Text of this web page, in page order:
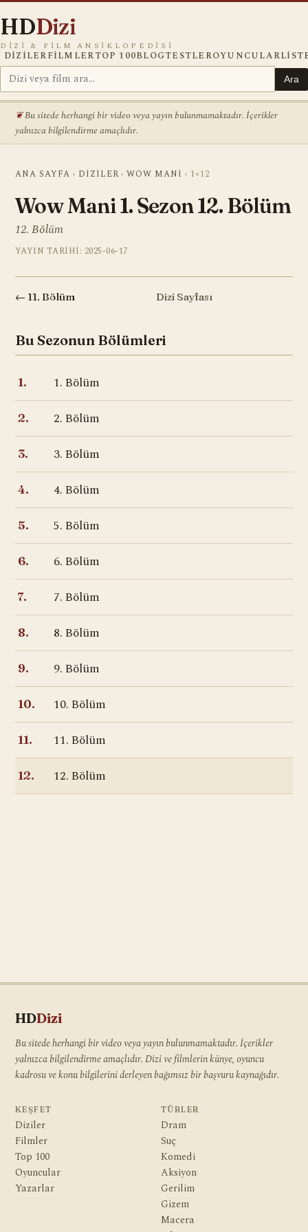
HDDizi
DIZI & FILM ANSIKLOPEDISI
DIZILERFILMLERTOP 100BLOGTESTLEROYUNCULAR
Ara
Bu sitede herhangi bir video veya yayın bulunmamaktadır. İçerikler
yalnızca bilgilendirme amaçlıdır.
ANA SAYFA › DIZILER ›WOW MANI › 1×12
Wow Mani 1. Sezon 12. Bölüm
12. Bölüm
YAYIN TARIHI: 2025-06-17
← 11. Bölüm Dizi Sayfası
Bu Sezonun Bölümleri
1. 1. Bölüm
2. 2. Bölüm
3. 3. Bölüm
4. 4. Bölüm
5. 5. Bölüm
6. 6. Bölüm
7. 7. Bölüm
8. 8. Bölüm
9. 9. Bölüm
10. 10. Bölüm
11. 11. Bölüm
12. 12. Bölüm
HDDizi
Bu sitede herhangi bir video veya yayın bulunmamaktadır. İçerikler
yalnızca bilgilendirme amaçlıdır. Dizi ve filmlerin künye, oyuncu
kadrosu ve konu bilgilerini derleyen bağımsız bir başvuru kaynağıdır.
KEŞFET
Diziler
Filmler
Top 100
Oyuncular
Yazarlar
TÜRLER
Dram
Suç
Komedi
Aksiyon
Gerilim
Gizem
Macera